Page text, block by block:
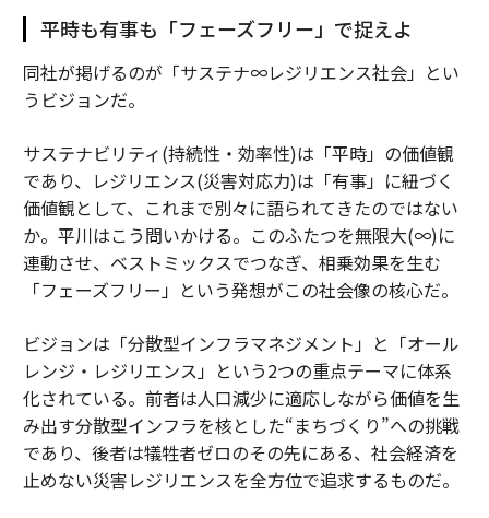
平時も有事も「フェーズフリー」で捉えよ
同社が掲げるのが「サステナ∞レジリエンス社会」とい
うビジョンだ。
サステナビリティ(持続性・効率性)は「平時」の価値観
であり、レジリエンス(災害対応力)は「有事」に紐づく
価値観として、これまで別々に語られてきたのではない
か。平川はこう問いかける。このふたつを無限大(∞)に
連動させ、ベストミックスでつなぎ、相乗効果を生む
「フェーズフリー」という発想がこの社会像の核心だ。
ビジョンは「分散型インフラマネジメント」と「オール
レンジ・レジリエンス」という2つの重点テーマに体系
化されている。前者は人口減少に適応しながら価値を生
み出す分散型インフラを核とした“まちづくり”への挑戦
であり、後者は犠牲者ゼロのその先にある、社会経済を
止めない災害レジリエンスを全方位で追求するものだ。